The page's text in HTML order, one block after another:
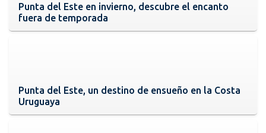
Punta del Este en invierno, descubre el encanto
fuera de temporada
Punta del Este, un destino de ensueño en la Costa
Uruguaya